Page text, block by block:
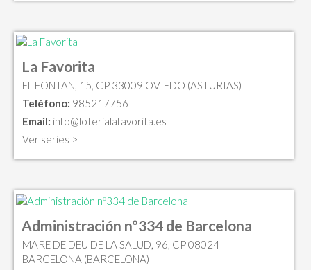
La Favorita
EL FONTAN, 15, CP 33009 OVIEDO (ASTURIAS)
Teléfono: 985217756
Email: info@loterialafavorita.es
Ver series >
Administración nº334 de Barcelona
MARE DE DEU DE LA SALUD, 96, CP 08024
BARCELONA (BARCELONA)